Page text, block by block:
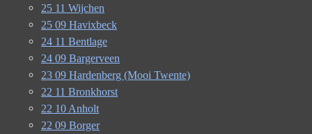
25 11 Wijchen
25 09 Havixbeck
24 11 Bentlage
24 09 Bargerveen
23 09 Hardenberg (Mooi Twente)
22 11 Bronkhorst
22 10 Anholt
22 09 Borger